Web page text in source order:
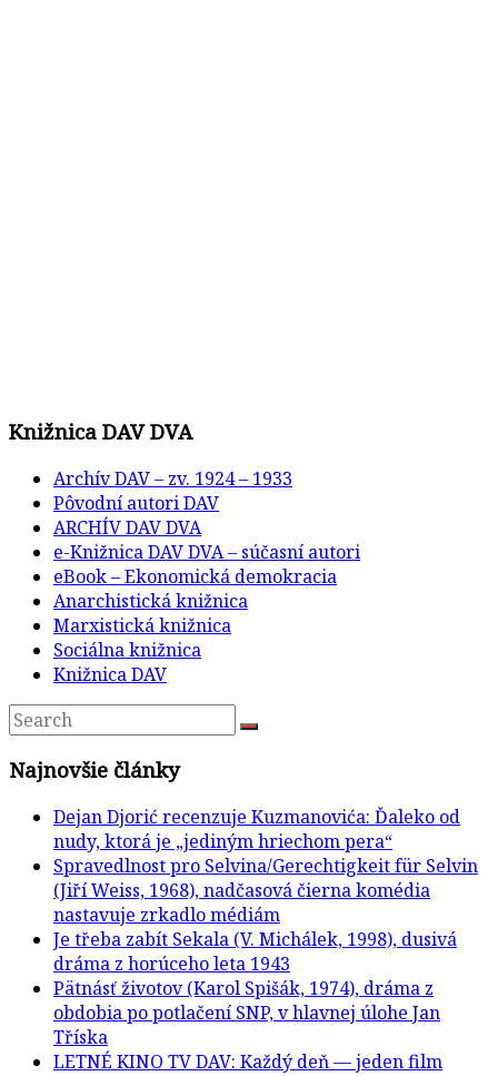
Knižnica DAV DVA
Archív DAV – zv. 1924 – 1933
Pôvodní autori DAV
ARCHÍV DAV DVA
e-Knižnica DAV DVA – súčasní autori
eBook – Ekonomická demokracia
Anarchistická knižnica
Marxistická knižnica
Sociálna knižnica
Knižnica DAV
Najnovšie články
Dejan Djorić recenzuje Kuzmanovića: Ďaleko od
nudy, ktorá je „jediným hriechom pera“
Spravedlnost pro Selvina/Gerechtigkeit für Selvin
(Jiří Weiss, 1968), nadčasová čierna komédia
nastavuje zrkadlo médiám
Je třeba zabít Sekala (V. Michálek, 1998), dusivá
dráma z horúceho leta 1943
Pätnásť životov (Karol Spišák, 1974), dráma z
obdobia po potlačení SNP, v hlavnej úlohe Jan
Tříska
LETNÉ KINO TV DAV: Každý deň — jeden film